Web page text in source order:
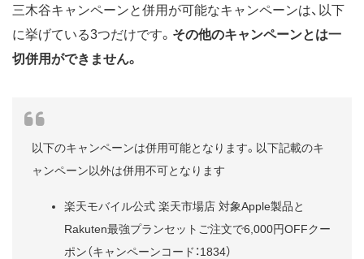
三木谷キャンペーンと併用が可能なキャンペーンは、以下
に挙げている3つだけです。 その他のキャンペーンとは一
切併用ができません。
以下のキャンペーンは併用可能となります。以下記載のキ
ャンペーン以外は併用不可となります
楽天モバイル公式 楽天市場店 対象Apple製品と
Rakuten最強プランセットご注文で6,000円OFFクー
ポン（キャンペーンコード：1834）